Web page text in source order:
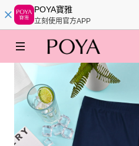
POYA寶雅
立刻使用官方APP